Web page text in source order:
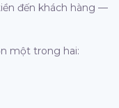
đến khách hàng —
một trong hai: